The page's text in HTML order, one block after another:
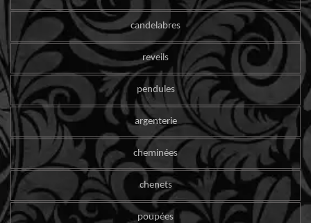
candelabres
reveils
pendules
argenterie
cheminées
chenets
poupées